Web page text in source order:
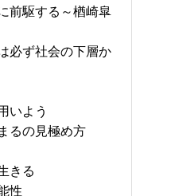
前駆する～楢崎皐
必ず社会の下層か
いよう
るの見極め方
きる
性